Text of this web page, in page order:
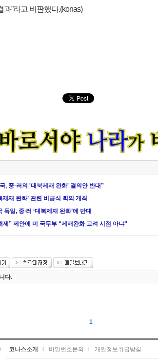
과”라고 비판했다.(konas)
, 중·러의 '대북제재 완화' 결의안 반대”
제재 완화’ 관련 비공식 회의 개최
일, 중∙러 ‘대북제재 완화’에 반대
제” 제안에 미 국무부 “제재완화 고려 시점 아냐”
다.
1
코나스소개 비밀번호문의 개인정보취급방침